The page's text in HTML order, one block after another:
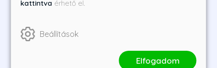
kattintva érhető el.
Beállítások
Elfogadom